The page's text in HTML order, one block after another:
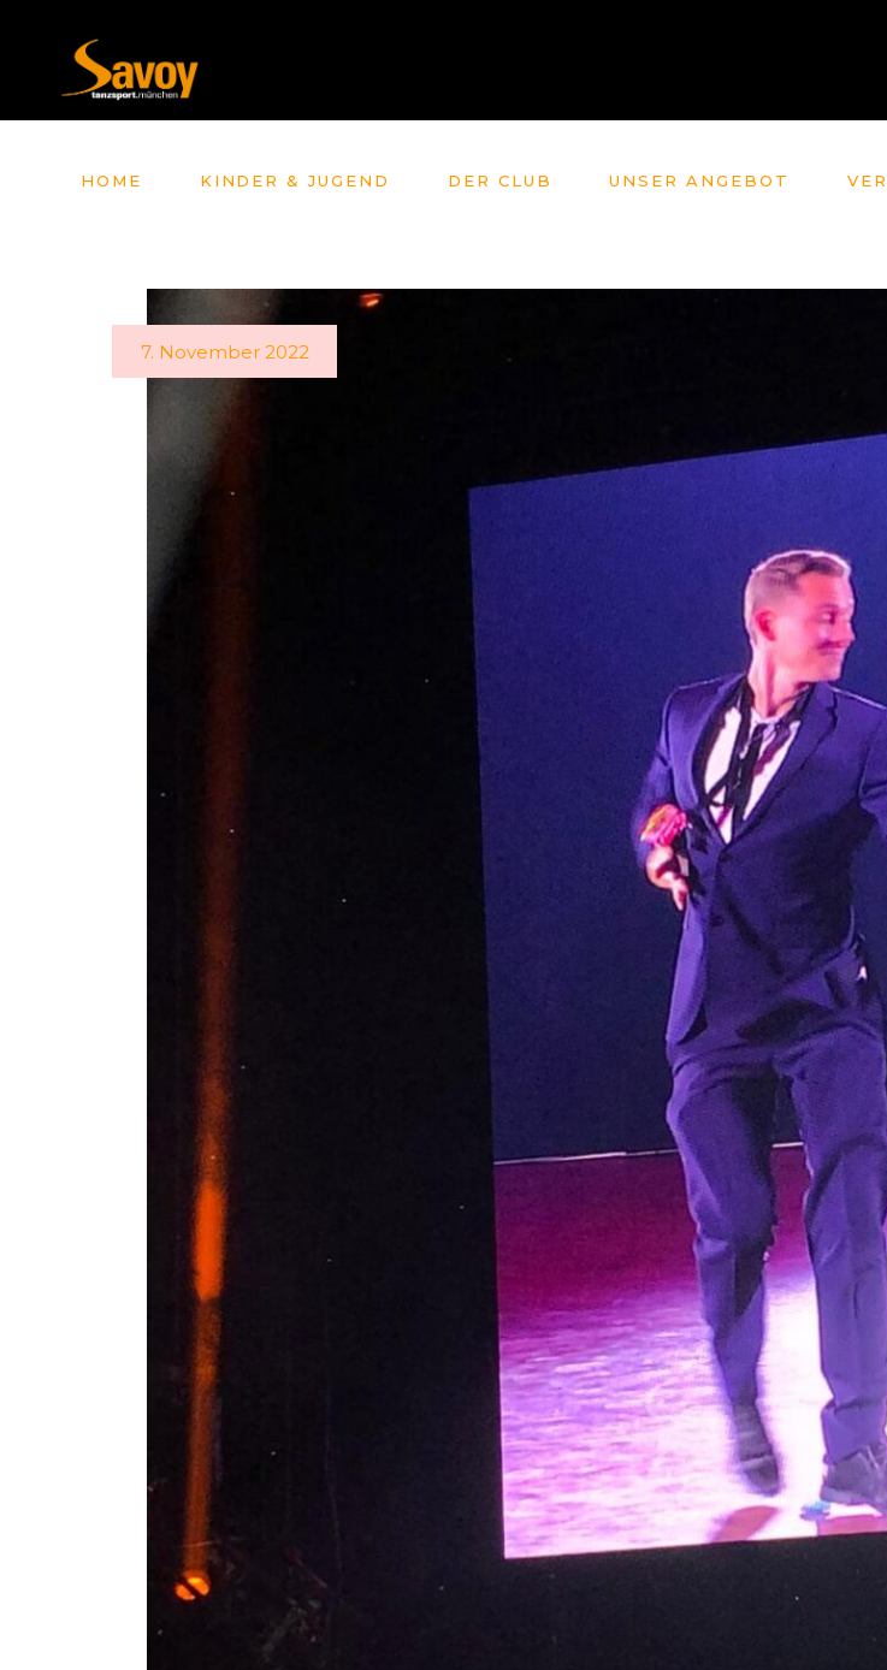
HOME KINDER & JUGEND DER CLUB UNSER ANGEBOT
7. November 2022